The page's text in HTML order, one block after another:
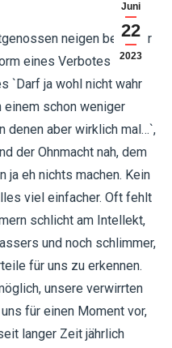
Juni
22
2023
neigen bei jeder
eines Verbotes
`Darf ja wohl nicht wahr
schon weniger
denen aber wirklich mal…`,
der Ohnmacht nah, dem
ja eh nichts machen. Kein
viel einfacher. Oft fehlt
schlicht am Intellekt,
und noch schlimmer,
für uns zu erkennen.
unsere verwirrten
für einen Moment vor,
langer Zeit jährlich